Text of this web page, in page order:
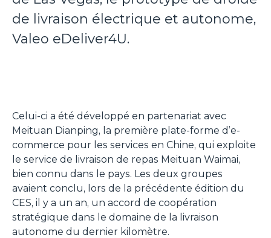
de livraison électrique et autonome,
Valeo eDeliver4U.
Celui-ci a été développé en partenariat avec
Meituan Dianping, la première plate-forme d’e-
commerce pour les services en Chine, qui exploite
le service de livraison de repas Meituan Waimai,
bien connu dans le pays. Les deux groupes
avaient conclu, lors de la précédente édition du
CES, il y a un an, un accord de coopération
stratégique dans le domaine de la livraison
autonome du dernier kilomètre.